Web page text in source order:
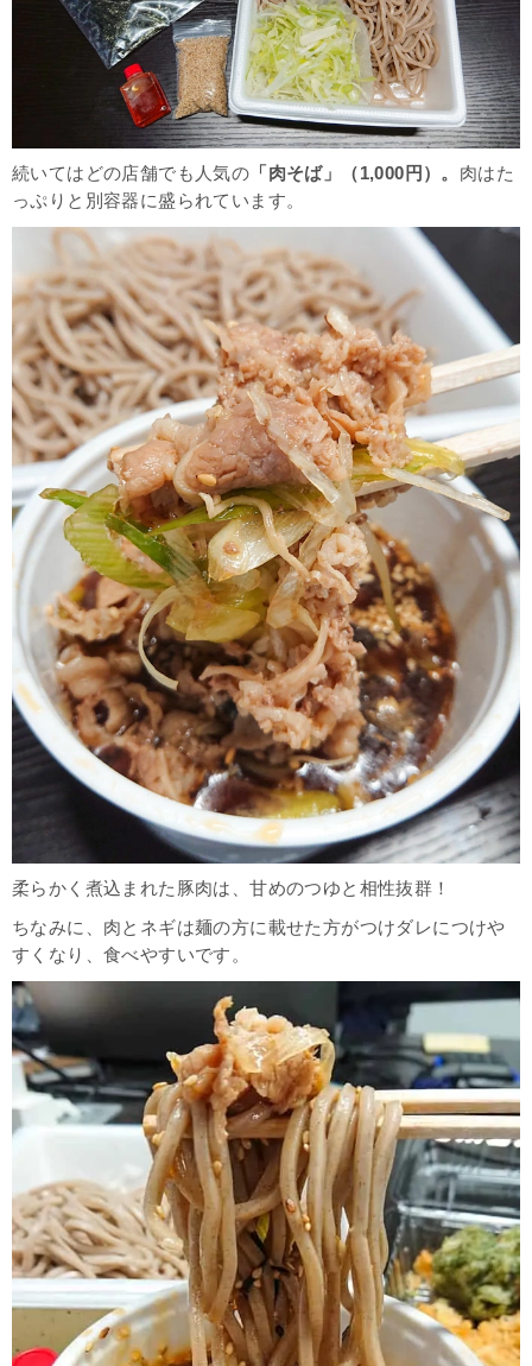
続いてはどの店舗でも人気の 「肉そば」（1,000円）。 肉はた
っぷりと別容器に盛られています。
柔らかく煮込まれた豚肉は、甘めのつゆと相性抜群！
ちなみに、肉とネギは麺の方に載せた方がつけダレにつけや
すくなり、食べやすいです。